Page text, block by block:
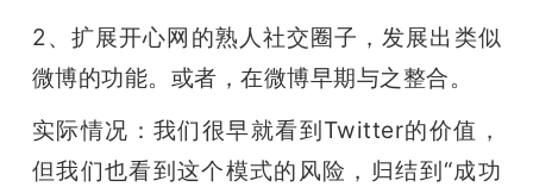
2、扩展开心网的熟人社交圈子，发展出类似
微博的功能。或者，在微博早期与之整合。
实际情况：我们很早就看到Twitter的价值，
但我们也看到这个模式的风险，归结到“成功